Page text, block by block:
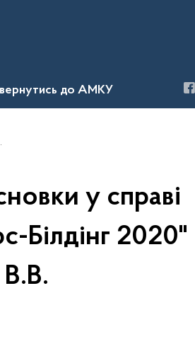
до АМКУ
у справі
2020"